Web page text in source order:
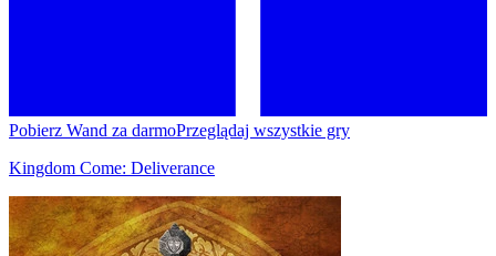
Pobierz Wand za darmoPrzeglądaj wszystkie gry
Kingdom Come: Deliverance